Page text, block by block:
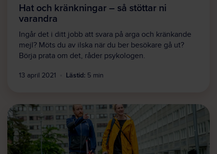
Hat och kränkningar – så stöttar ni
varandra
Ingår det i ditt jobb att svara på arga och kränkande
mejl? Möts du av ilska när du ber besökare gå ut?
Börja prata om det, råder psykologen.
13 april 2021 Lästid: 5 min